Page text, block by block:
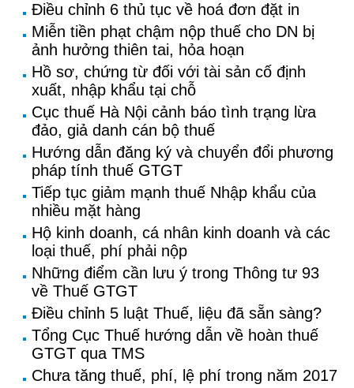
Điều chỉnh 6 thủ tục về hoá đơn đặt in
Miễn tiền phạt chậm nộp thuế cho DN bị
ảnh hưởng thiên tai, hỏa hoạn
Hồ sơ, chứng từ đối với tài sản cố định
xuất, nhập khẩu tại chỗ
Cục thuế Hà Nội cảnh báo tình trạng lừa
đảo, giả danh cán bộ thuế
Hướng dẫn đăng ký và chuyển đổi phương
pháp tính thuế GTGT
Tiếp tục giảm mạnh thuế Nhập khẩu của
nhiều mặt hàng
Hộ kinh doanh, cá nhân kinh doanh và các
loại thuế, phí phải nộp
Những điểm cần lưu ý trong Thông tư 93
về Thuế GTGT
Điều chỉnh 5 luật Thuế, liệu đã sẵn sàng?
Tổng Cục Thuế hướng dẫn về hoàn thuế
GTGT qua TMS
Chưa tăng thuế, phí, lệ phí trong năm 2017